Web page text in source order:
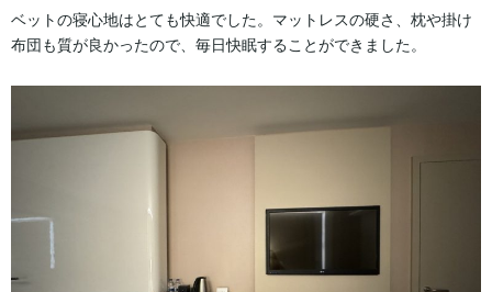
ベットの寝心地はとても快適でした。マットレスの硬さ、枕や掛け
布団も質が良かったので、毎日快眠することができました。